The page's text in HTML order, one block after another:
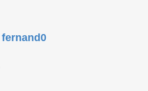
fernand0